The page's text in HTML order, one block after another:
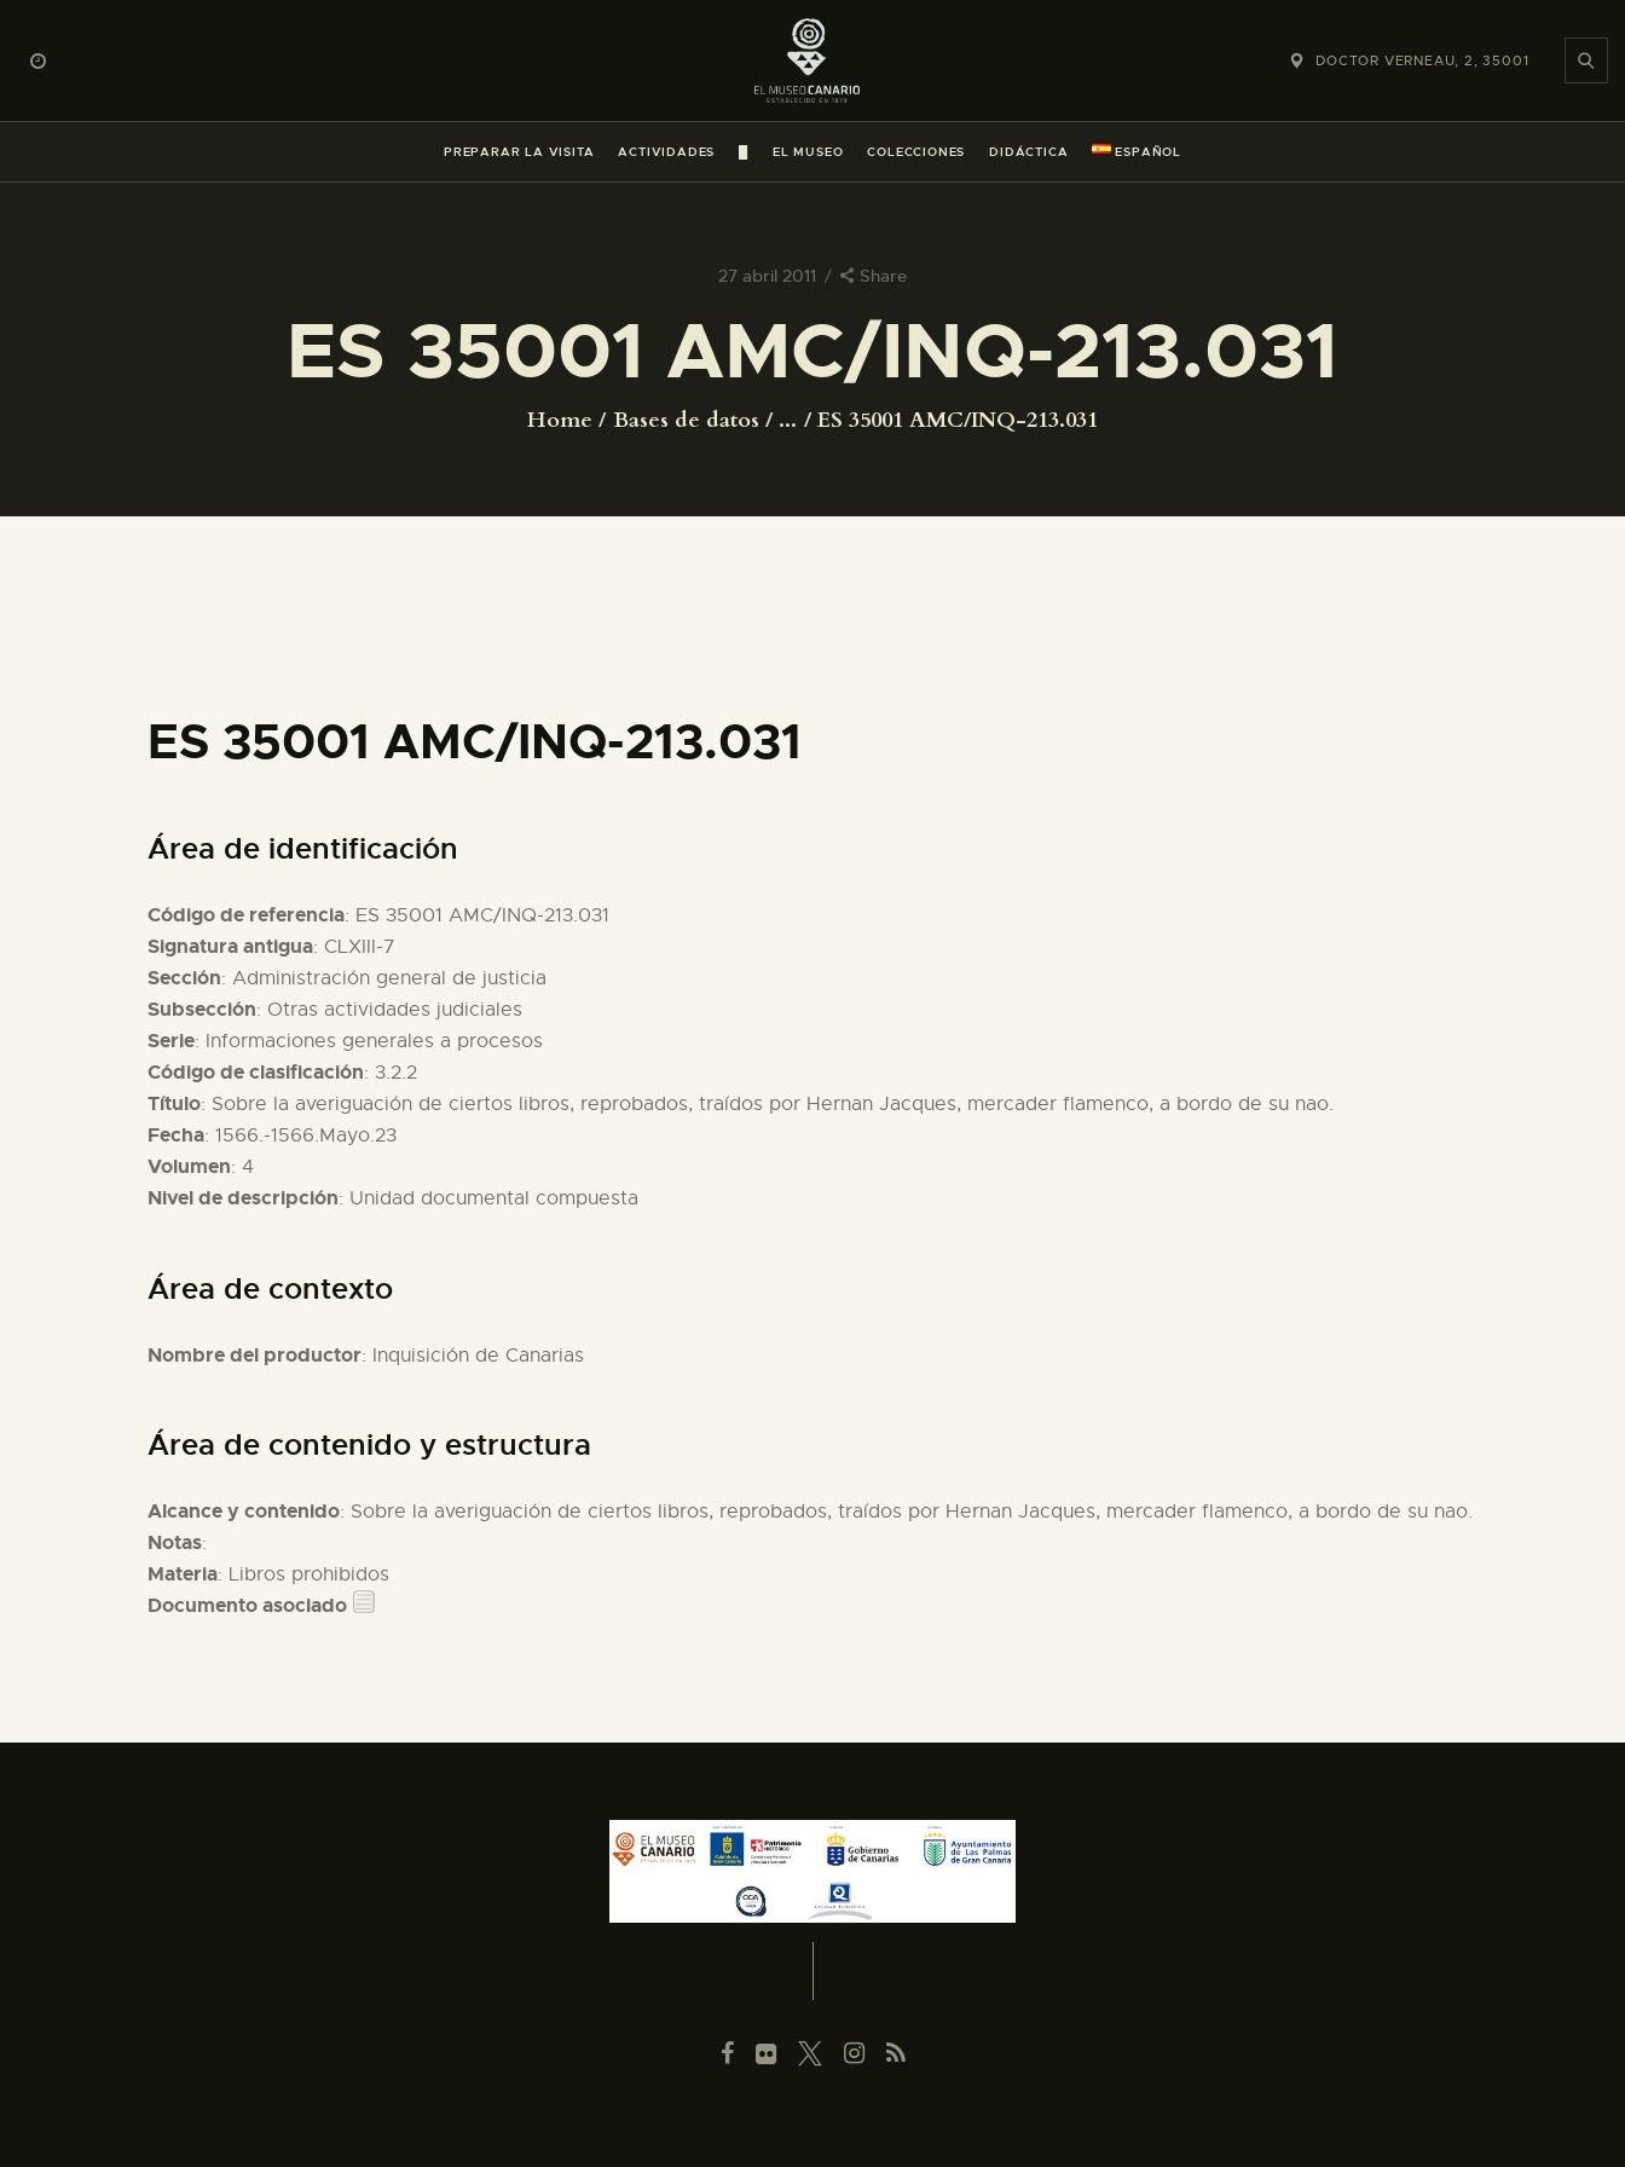
DOCTOR VERNEAU, 2, 35001
PREPARAR LA VISITA ACTIVIDADES EL MUSEO COLECCIONES DIDÁCTICA ESPAÑOL
27 abril 2011 Share
ES 35001 AMC/INQ-213.031
Home Bases de datos ... ES 35001 AMC/INQ-213.031
PREPARAR LA VISITA
ACTIVIDADES
█
COLECCIONES
DIDÁCTICA
█
ES 35001 AMC/INQ-213.031
Área de identificación
Código de referencia: ES 35001 AMC/INQ-213.031
Signatura antigua: CLXIII-7
Sección: Administración general de justicia
Subsección: Otras actividades judiciales
Serie: Informaciones generales a procesos
Código de clasificación: 3.2.2
Título: Sobre la averiguación de ciertos libros, reprobados, traídos por Hernan Jacques, mercader flamenco, a bordo de su nao.
Fecha: 1566.-1566.Mayo.23
Volumen: 4
Nivel de descripción: Unidad documental compuesta
Área de contexto
Nombre del productor: Inquisición de Canarias
Área de contenido y estructura
Alcance y contenido: Sobre la averiguación de ciertos libros, reprobados, traídos por Hernan Jacques, mercader flamenco, a bordo de su nao.
Notas:
Materia: Libros prohibidos
Documento asociado